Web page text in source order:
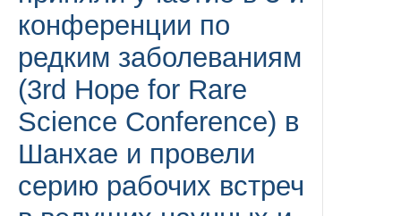
конференции по
редким заболеваниям
(3rd Hope for Rare
Science Conference) в
Шанхае и провели
серию рабочих встреч